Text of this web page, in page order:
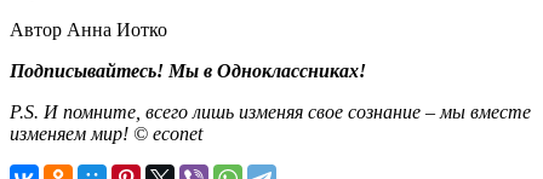
Автор Анна Иотко
Подписывайтесь! Мы в Одноклассниках!
P.S. И помните, всего лишь изменяя свое сознание – мы вместе
изменяем мир! © econet